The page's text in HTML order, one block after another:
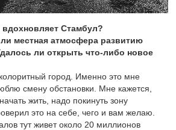
вдохновляет Стамбул?
местная атмосфера развитию
ли открыть что-либо новое
город. Именно это мне
смену обстановки. Мне кажется,
жить, надо покинуть зону
это на себе, чего и вам желаю.
тут живет около 20 миллионов